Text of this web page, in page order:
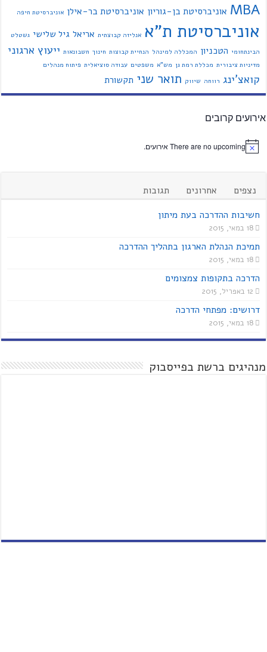
MBA אוניברסיטת בן-גוריון אוניברסיטת בר-אילן אוניברסיטת חיפה
אוניברסיטת ת"א אנליזה קבוצתית אריאל גיל שלישי גשטלט
הבינתחומי הטכניון המכללה למינהל הנחיית קבוצות חינוך חשבונאות ייעוץ ארגוני
מדיניות ציבורית מכללת רמת גן מש"א משפטים עבודה סוציאלית פיתוח מנהלים
קואצ'ינג רווחה שיווק תואר שני תקשורת
אירועים קרובים
There are no upcoming אירועים.
נצפים אחרונים
תגובות
חשיבות ההדרכה בעת מיתון
18 במאי, 2015
תמיכת הנהלת הארגון בתהליך ההדרכה
18 במאי, 2015
הדרכה בתקופות צמצומים
12 באפריל, 2015
דרושים: מפתחי הדרכה
18 במאי, 2015
מנהיגים ברשת בפייסבוק